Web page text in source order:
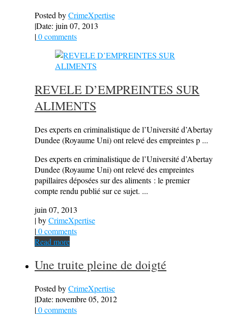
Posted byCrimeXpertise
|Date: juin 07, 2013
|0 comments
REVELE D’EMPREINTES SUR
ALIMENTS
Des experts en criminalistique de l’Université d’Abertay
Dundee (Royaume Uni) ont relevé des empreintes p ...
Des experts en criminalistique de l’Université d’Abertay
Dundee (Royaume Uni) ont relevé des empreintes
papillaires déposées sur des aliments : le premier
compte rendu publié sur ce sujet. ...
juin 07, 2013
| byCrimeXpertise
|0 comments
Read more
Une truite pleine de doigté
Posted byCrimeXpertise
|Date: novembre 05, 2012
|0 comments